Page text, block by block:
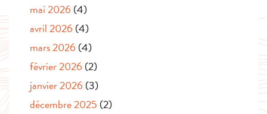
mai 2026 (4)
avril 2026 (4)
mars 2026 (4)
février 2026 (2)
janvier 2026 (3)
décembre 2025 (2)